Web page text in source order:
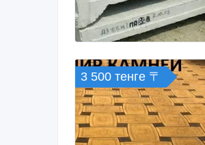
3 500 тенге 〒